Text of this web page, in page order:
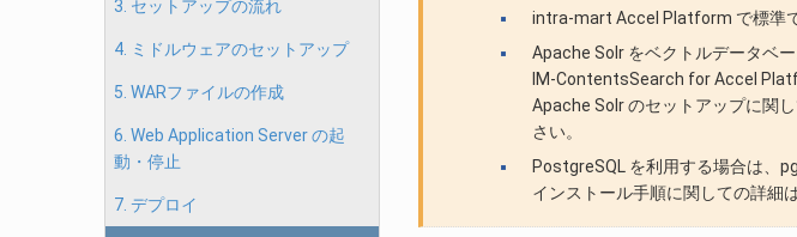
3. セットアップの流れ
4. ミドルウェアのセットアップ
5. WARファイルの作成
6. Web Application Server の起
動・停止
7. デプロイ
intra-mart Accel Platform で標準
Apache Solr をベクトルデータベ
IM-ContentsSearch for Accel
Apache Solr のセットアップに関
さい。
PostgreSQL を利用する場合は、
インストール手順に関しての詳細